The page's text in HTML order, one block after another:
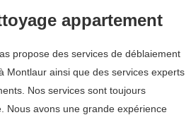
appartement
propose des services de déblaiement
Montlaur ainsi que des services experts
Nos services sont toujours
Nous avons une grande expérience